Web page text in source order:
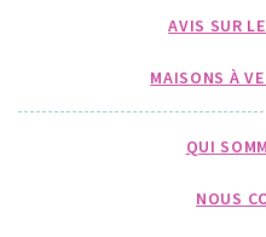
AVIS SUR
MAISONS À
QUI
NOUS